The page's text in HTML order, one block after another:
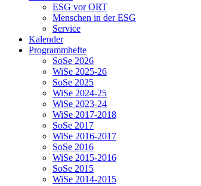
ESG vor ORT
Menschen in der ESG
Service
Kalender
Programmhefte
SoSe 2026
WiSe 2025-26
SoSe 2025
WiSe 2024-25
WiSe 2023-24
WiSe 2017-2018
SoSe 2017
WiSe 2016-2017
SoSe 2016
WiSe 2015-2016
SoSe 2015
WiSe 2014-2015